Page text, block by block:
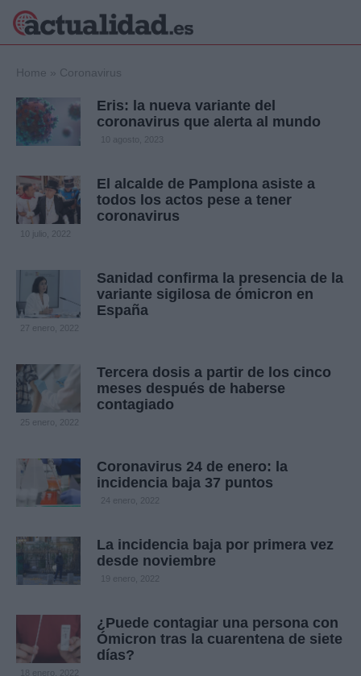
Política
Crónica
Economía
Viajes
Deportes
Gente
Home » Coronavirus
Eris: la nueva variante del
coronavirus que alerta al mundo
10 agosto, 2023
El alcalde de Pamplona asiste a
todos los actos pese a tener
coronavirus
Sanidad confirma la presencia de la
variante sigilosa de ómicron en
España
27 enero, 2022
Tercera dosis a partir de los cinco
meses después de haberse
contagiado
25 enero, 2022
Coronavirus 24 de enero: la
incidencia baja 37 puntos
24 enero, 2022
La incidencia baja por primera vez
desde noviembre
19 enero, 2022
¿Puede contagiar una persona con
Ómicron tras la cuarentena de siete
días?
18 enero, 2022